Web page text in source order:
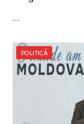
…
POLITICĂ